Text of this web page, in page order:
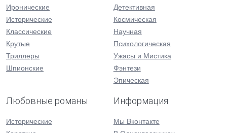
Иронические
Исторические
Классические
Крутые
Триллеры
Шпионские
Детективная
Космическая
Научная
Психологическая
Ужасы и Мистика
Фэнтези
Эпическая
Любовные романы
Исторические
Информация
Мы Вконтакте